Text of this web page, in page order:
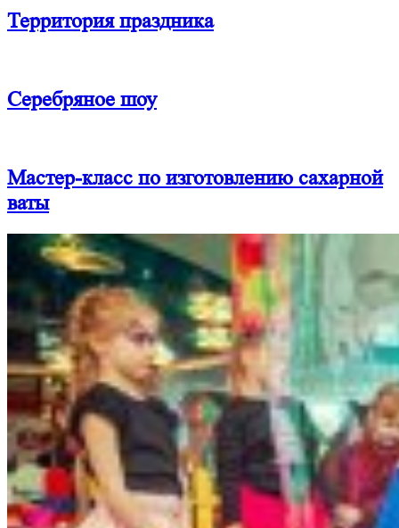
Территория праздника
Серебряное шоу
Мастер-класс по изготовлению сахарной
ваты